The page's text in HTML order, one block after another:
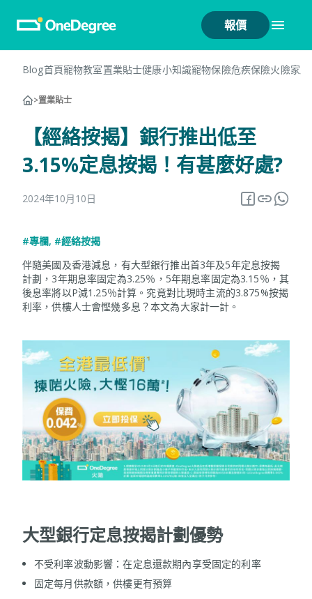
報價
Blog首頁寵物教室置業貼士健康小知識寵物保險危疾保險火險家
>置業貼士
【經絡按揭】銀行推出低至
3.15%定息按揭！有甚麼好處?
2024年10月10日
#專欄, #經絡按揭
伴隨美國及香港減息，有大型銀行推出首3年及5年定息按揭
計劃，3年期息率固定為3.25％，5年期息率固定為3.15％，其
後息率將以P減1.25％計算。究竟對比現時主流的3.875%按揭
利率，供樓人士會慳幾多息？本文為大家計一計。
大型銀行定息按揭計劃優勢
不受利率波動影響：在定息還款期內享受固定的利率
固定每月供款額，供樓更有預算